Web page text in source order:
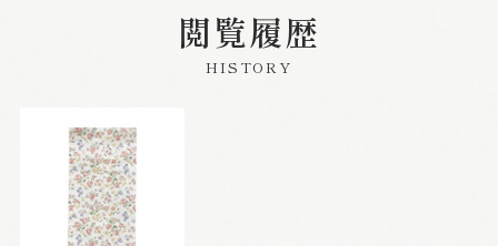
閲覧履歴
HISTORY